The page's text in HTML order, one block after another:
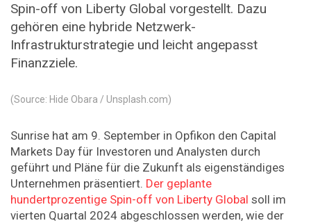
Spin-off von Liberty Global vorgestellt. Dazu
gehören eine hybride Netzwerk-
Infrastrukturstrategie und leicht angepasst
Finanzziele.
(Source: Hide Obara / Unsplash.com)
Sunrise hat am 9. September in Opfikon den Capital
Markets Day für Investoren und Analysten durch
geführt und Pläne für die Zukunft als eigenständiges
Unternehmen präsentiert. Der geplante
hundertprozentige Spin-off von Liberty Global soll im
vierten Quartal 2024 abgeschlossen werden, wie der